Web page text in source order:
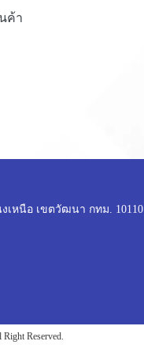
ค้า
เหนือ เขตวัฒนา กทม. 10110
Reserved.